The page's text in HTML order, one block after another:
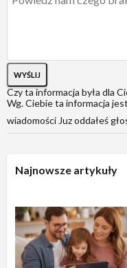
WYŚLIJ
Czy ta informacja była dla
Wg. Ciebie ta informacja
wiadomości Juz oddałeś
Najnowsze artykuły